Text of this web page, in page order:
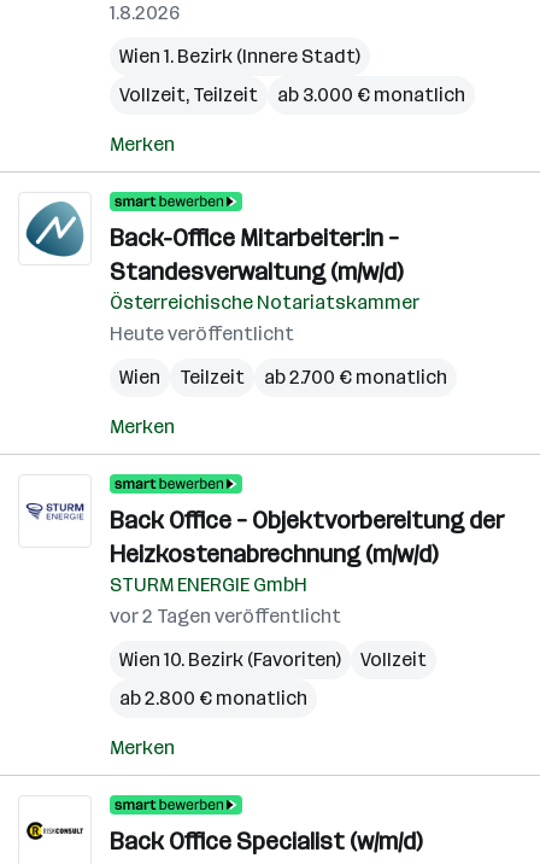
1.8.2026
Wien 1. Bezirk (Innere Stadt)
Vollzeit, Teilzeit
ab 3.000 € monatlich
Merken
Back-Office Mitarbeiter:in –
Standesverwaltung (m/w/d)
Österreichische Notariatskammer
Heute veröffentlicht
Wien
Teilzeit ab 2.700 € monatlich
Merken
Back Office – Objektvorbereitung der
Heizkostenabrechnung (m/w/d)
STURM ENERGIE GmbH
vor 2 Tagen veröffentlicht
Wien 10. Bezirk (Favoriten)
Vollzeit
ab 2.800 € monatlich
Merken
Back Office Specialist (w/m/d)